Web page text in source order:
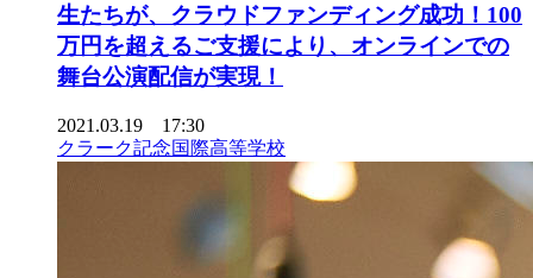
生たちが、クラウドファンディング成功！100
万円を超えるご支援により、オンラインでの
舞台公演配信が実現！
2021.03.19 17:30
クラーク記念国際高等学校